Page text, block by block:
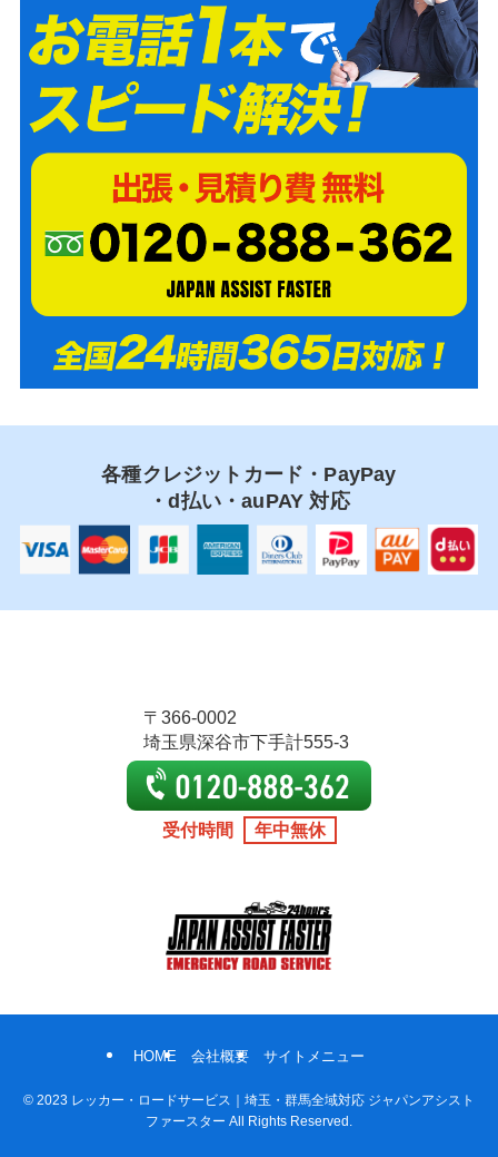
各種クレジットカード・PayPay
・d払い・auPAY 対応
〒366-0002
埼玉県深谷市下手計555-3
受付時間 年中無休
HOME 会社概要 サイトメニュー
© 2023 レッカー・ロードサービス｜埼玉・群馬全域対応 ジャパンアシスト
ファースター All Rights Reserved.